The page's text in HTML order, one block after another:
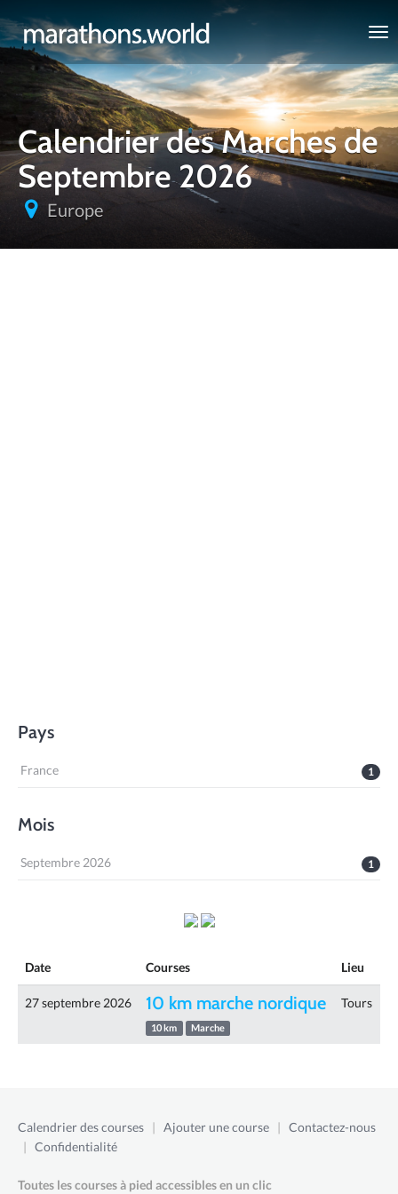
marathons.world
Calendrier des Marches de
Septembre 2026
Europe
Pays
1
France
Mois
1
Septembre 2026
Date Courses Lieu
27 septembre 2026 10 km marche nordique
10 km Marche
Tours
Calendrier des courses | Ajouter une course | Contactez-nous
| Confidentialité
Toutes les courses à pied accessibles en un clic